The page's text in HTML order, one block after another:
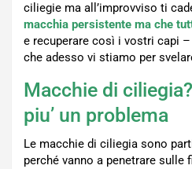
ciliegie ma all’improvviso ti
macchia persistente ma che
e recuperare così i vostri capi
che adesso vi stiamo per
Macchie di
piu’ un problema
Le macchie di ciliegia sono
perché vanno a penetrare sulle